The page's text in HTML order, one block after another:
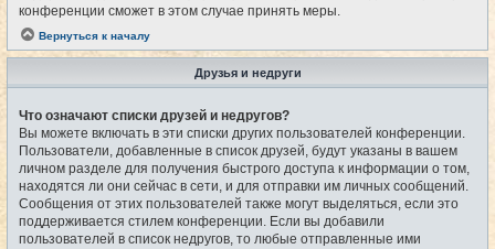
конференции сможет в этом случае принять меры.
Вернуться к началу
Друзья и недруги
Что означают списки друзей и недругов?
Вы можете включать в эти списки других пользователей конференции.
Пользователи, добавленные в список друзей, будут указаны в вашем
личном разделе для получения быстрого доступа к информации о том,
находятся ли они сейчас в сети, и для отправки им личных сообщений.
Сообщения от этих пользователей также могут выделяться, если это
поддерживается стилем конференции. Если вы добавили
пользователей в список недругов, то любые отправленные ими